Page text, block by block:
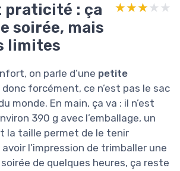
praticité : ça
soirée, mais
limites
★★★★★
★★★★★
on parle d’une petite
donc forcément, ce n’est pas le sac
monde. En main, ça va : il n’est
390 g avec l’emballage, un
la taille permet de le tenir
l’impression de trimballer une
de quelques heures, ça reste